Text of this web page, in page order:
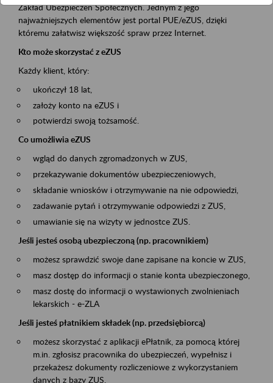
Zakład Ubezpieczeń Społecznych. Jednym z jego
najważniejszych elementów jest portal PUE/eZUS, dzięki
któremu załatwisz większość spraw przez Internet.
Kto może skorzystać z eZUS
Każdy klient, który:
ukończył 18 lat,
założy konto na eZUS i
potwierdzi swoją tożsamość.
Co umożliwia eZUS
wgląd do danych zgromadzonych w ZUS,
przekazywanie dokumentów ubezpieczeniowych,
składanie wniosków i otrzymywanie na nie odpowiedzi,
zadawanie pytań i otrzymywanie odpowiedzi z ZUS,
umawianie się na wizyty w jednostce ZUS.
Jeśli jesteś osobą ubezpieczoną (np. pracownikiem)
możesz sprawdzić swoje dane zapisane na koncie w ZUS,
masz dostęp do informacji o stanie konta ubezpieczonego,
masz dostę do informacji o wystawionych zwolnieniach
lekarskich - e-ZLA
Jeśli jesteś płatnikiem składek (np. przedsiębiorcą)
możesz skorzystać z aplikacji ePłatnik, za pomocą której
m.in. zgłosisz pracownika do ubezpieczeń, wypełnisz i
przekażesz dokumenty rozliczeniowe z wykorzystaniem
danych z bazy ZUS,